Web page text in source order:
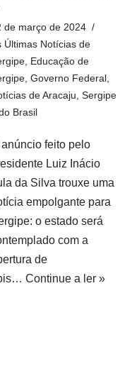
de março de 2024
Últimas Notícias de
, Educação de
, Governo Federal,
de Aracaju, Sergipe
Brasil
anúncio feito pelo
Luiz Inácio
da Silva trouxe uma
empolgante para
o estado será
com a
de
Continue a ler »